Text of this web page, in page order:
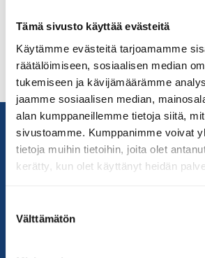
Tämä sivusto käyttää evästeitä
Käytämme evästeitä tarjoamamme
räätälöimiseen, sosiaalisen median
tukemiseen ja kävijämäärämme
jaamme sosiaalisen median,
alan kumppaneillemme tietoja siitä,
sivustoamme. Kumppanimme voivat
tietoja muihin tietoihin, joita olet
kerätty, kun olet käyttänyt heidän
valinta
Välttämätön
dojolla klo 11 alkaen. Dojolla
vastasi Markku Ilvonen (2. dan),
erityiskiitokset. Markku oli keittänyt
[…]
Yhteystiedot
Suomen Judoliitto
Olympiastadion